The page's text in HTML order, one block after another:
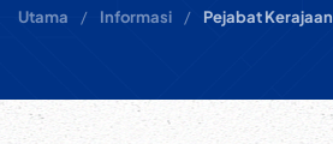
Utama Informasi Pejabat Kerajaan